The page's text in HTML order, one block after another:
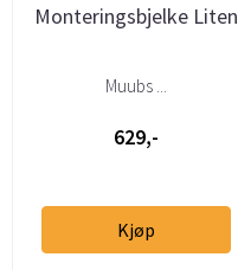
Monteringsbjelke Liten
Muubs ...
629,-
Kjøp